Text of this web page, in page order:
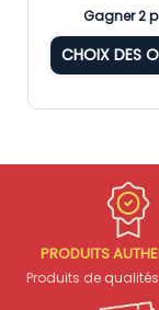
Gagner 2
CHOIX DES
PRODUITS
Produits de